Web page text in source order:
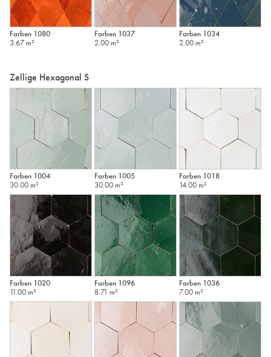
Farben 1080
3.67 m²
Farben 1037
2.00 m²
Farben 1034
2.00 m²
Zellige Hexagonal S
Farben 1004
30.00 m²
Farben 1005
30.00 m²
Farben 1018
14.00 m²
Farben 1020
11.00 m²
Farben 1096
8.71 m²
Farben 1036
7.00 m²